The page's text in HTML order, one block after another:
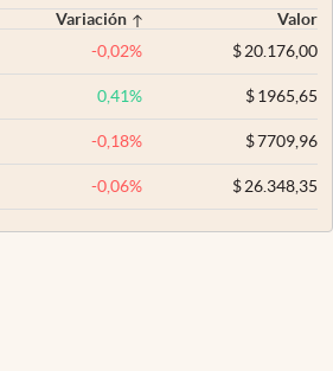
Variación
Valor
-0,02% $20.176,00
0,41% $1965,65
-0,18% $7709,96
-0,06% $26.348,35